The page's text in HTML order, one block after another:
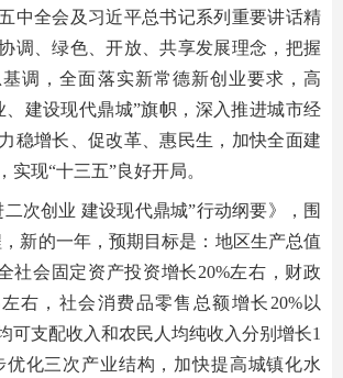
中全会及习近平总书记系列重要讲话精
调、绿色、开放、共享发展理念，把握
调，全面落实新常德新创业要求，高
、建设现代鼎城”旗帜，深入推进城市经
稳增长、促改革、惠民生，加快全面建
实现“十三五”良好开局。
次创业 建设现代鼎城”行动纲要》，围
，新的一年，预期目标是：地区生产总值
社会固定资产投资增长20%左右，财政
右，社会消费品零售总额增长20%以
可支配收入和农民人均纯收入分别增长1
优化三次产业结构，加快提高城镇化水